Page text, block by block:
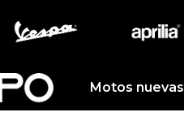
Motos nuevas